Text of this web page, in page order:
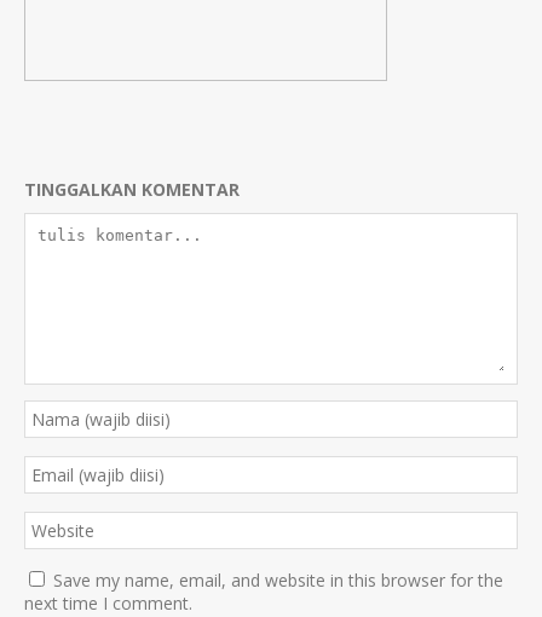
TINGGALKAN KOMENTAR
Save my name, email, and website in this browser for the
next time I comment.